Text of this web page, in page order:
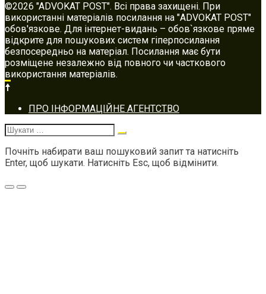
©2026 "ADVOKAT POST". Всі права захищені. При
використанні матеріалів посилання на "ADVOKAT POST"
обов'язкове. Для інтернет-видань – обов`язкове пряме
відкрите для пошукових систем гіперпосилання
безпосередньо на матеріал. Посилання має бути
розміщене незалежно від повного чи часткового
використання матеріалів.
Footer
navigation
ПРО ІНФОРМАЦІЙНЕ АГЕНТСТВО
Шукати:
Почніть набирати ваш пошуковий запит та натисніть
Enter, щоб шукати. Натисніть Esc, щоб відмінити.
Меню